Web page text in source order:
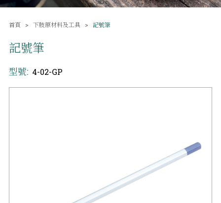
首頁 下肢原材料及工具 記號筆
記號筆
型號: 4-02-GP